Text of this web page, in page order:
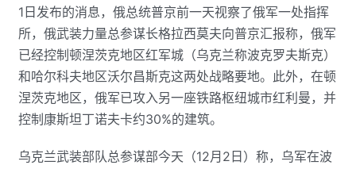
1日发布的消息，俄总统普京前一天视察了俄军一处指挥
所，俄武装力量总参谋长格拉西莫夫向普京汇报称，俄军
已经控制顿涅茨克地区红军城（乌克兰称波克罗夫斯克）
和哈尔科夫地区沃尔昌斯克这两处战略要地。此外，在顿
涅茨克地区，俄军已攻入另一座铁路枢纽城市红利曼，并
控制康斯坦丁诺夫卡约30%的建筑。
乌克兰武装部队总参谋部今天（12月2日）称，乌军在波